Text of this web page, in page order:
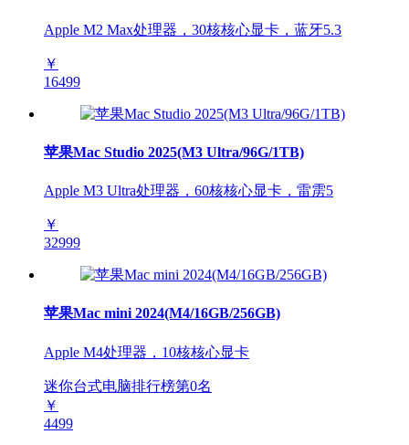
Apple M2 Max处理器，30核核心显卡，蓝牙5.3
￥
16499
苹果Mac Studio 2025(M3 Ultra/96G/1TB)
Apple M3 Ultra处理器，60核核心显卡，雷雳5
￥
32999
苹果Mac mini 2024(M4/16GB/256GB)
Apple M4处理器，10核核心显卡
迷你台式电脑排行榜第0名
￥
4499